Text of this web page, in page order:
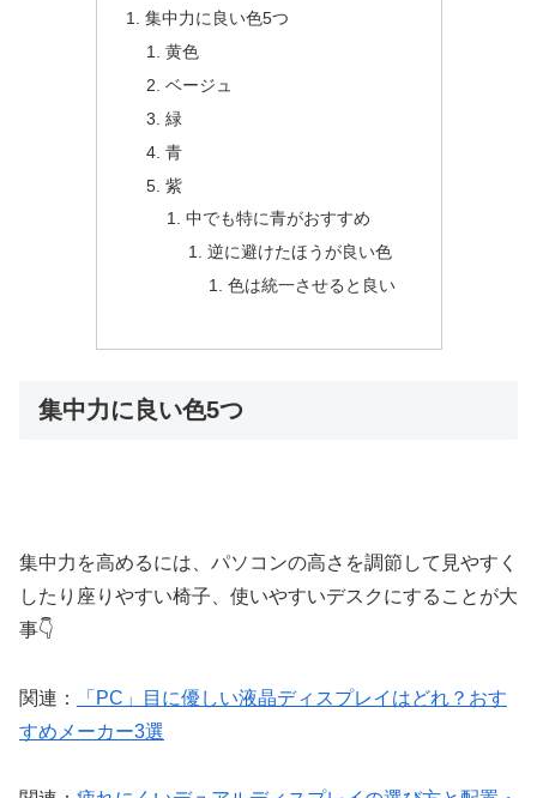
集中力に良い色5つ
黄色
ベージュ
緑
青
紫
中でも特に青がおすすめ
逆に避けたほうが良い色
色は統一させると良い
集中力に良い色5つ
集中力を高めるには、パソコンの高さを調節して見やすく
したり座りやすい椅子、使いやすいデスクにすることが大
事👇
関連：
「PC」目に優しい液晶ディスプレイはどれ？おす
すめメーカー3選